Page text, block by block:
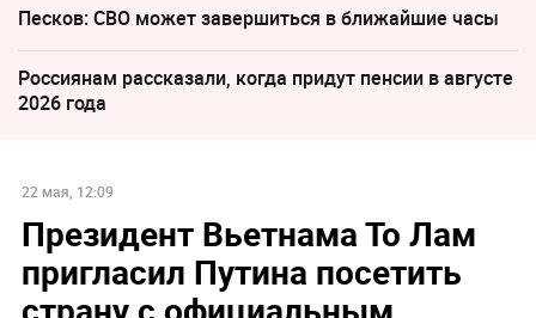
Песков: СВО может завершиться в ближайшие часы
Россиянам рассказали, когда придут пенсии в августе
2026 года
22 мая, 12:09
Президент Вьетнама То Лам
пригласил Путина посетить